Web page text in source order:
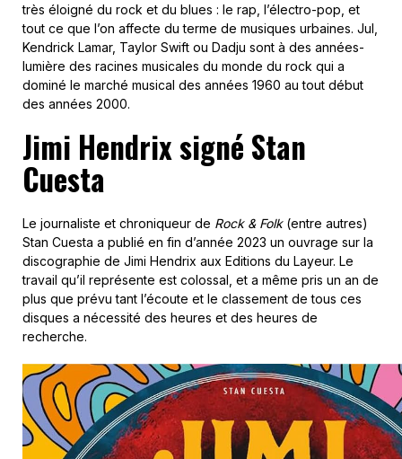
très éloigné du rock et du blues : le rap, l’électro-pop, et
tout ce que l’on affecte du terme de musiques urbaines. Jul,
Kendrick Lamar, Taylor Swift ou Dadju sont à des années-
lumière des racines musicales du monde du rock qui a
dominé le marché musical des années 1960 au tout début
des années 2000.
Jimi Hendrix signé Stan
Cuesta
Le journaliste et chroniqueur de Rock & Folk(entre autres)
Stan Cuesta a publié en fin d’année 2023 un ouvrage sur la
discographie de Jimi Hendrix aux Editions du Layeur. Le
travail qu’il représente est colossal, et a même pris un an de
plus que prévu tant l’écoute et le classement de tous ces
disques a nécessité des heures et des heures de
recherche.